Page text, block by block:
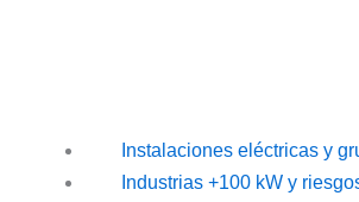
Instalaciones eléctricas y
Industrias +100 kW y